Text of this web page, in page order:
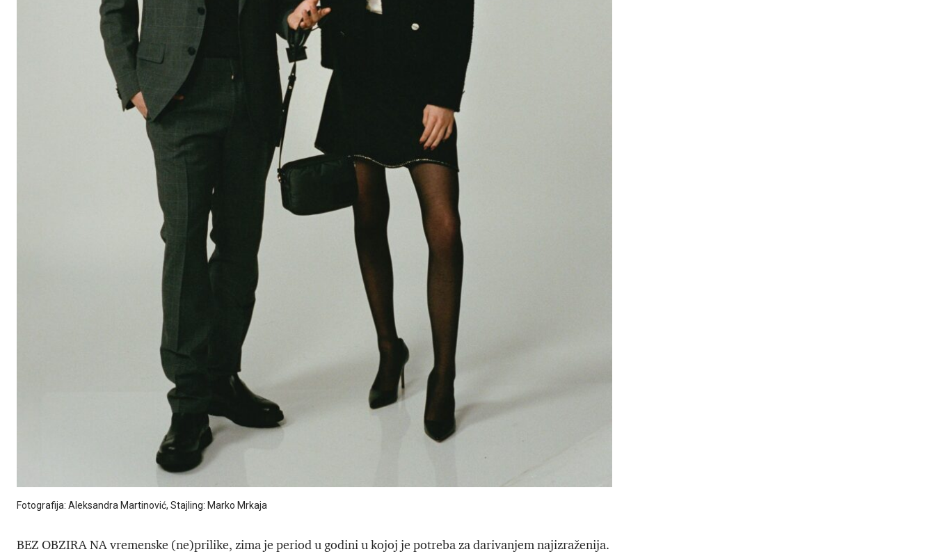
Fotografija: Aleksandra Martinović, Stajling: Marko Mrkaja
BEZ OBZIRA NA vremenske (ne)prilike, zima je period u godini u kojoj je potreba za darivanjem najizraženija.